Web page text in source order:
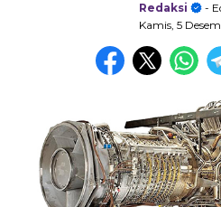
Redaksi
-
Kamis, 5